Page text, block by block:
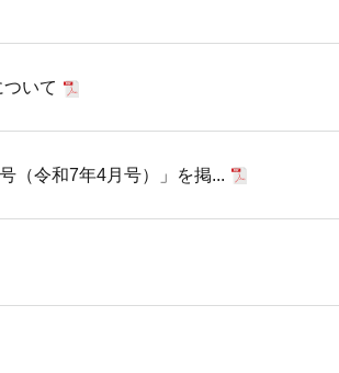
いて
（令和7年4月号）」を掲...